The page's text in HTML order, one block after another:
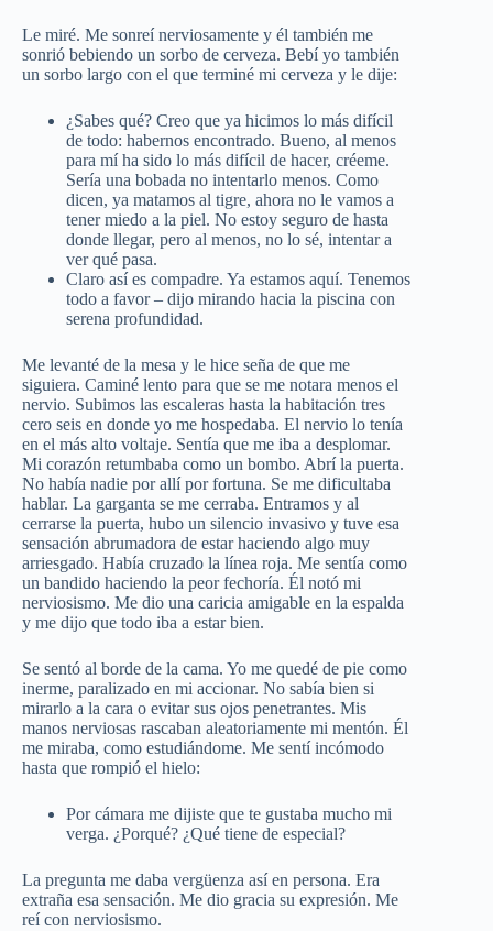
Le miré. Me sonreí nerviosamente y él también me
sonrió bebiendo un sorbo de cerveza. Bebí yo también
un sorbo largo con el que terminé mi cerveza y le dije:
¿Sabes qué? Creo que ya hicimos lo más difícil
de todo: habernos encontrado. Bueno, al menos
para mí ha sido lo más difícil de hacer, créeme.
Sería una bobada no intentarlo menos. Como
dicen, ya matamos al tigre, ahora no le vamos a
tener miedo a la piel. No estoy seguro de hasta
donde llegar, pero al menos, no lo sé, intentar a
ver qué pasa.
Claro así es compadre. Ya estamos aquí. Tenemos
todo a favor – dijo mirando hacia la piscina con
serena profundidad.
Me levanté de la mesa y le hice seña de que me
siguiera. Caminé lento para que se me notara menos el
nervio. Subimos las escaleras hasta la habitación tres
cero seis en donde yo me hospedaba. El nervio lo tenía
en el más alto voltaje. Sentía que me iba a desplomar.
Mi corazón retumbaba como un bombo. Abrí la puerta.
No había nadie por allí por fortuna. Se me dificultaba
hablar. La garganta se me cerraba. Entramos y al
cerrarse la puerta, hubo un silencio invasivo y tuve esa
sensación abrumadora de estar haciendo algo muy
arriesgado. Había cruzado la línea roja. Me sentía como
un bandido haciendo la peor fechoría. Él notó mi
nerviosismo. Me dio una caricia amigable en la espalda
y me dijo que todo iba a estar bien.
Se sentó al borde de la cama. Yo me quedé de pie como
inerme, paralizado en mi accionar. No sabía bien si
mirarlo a la cara o evitar sus ojos penetrantes. Mis
manos nerviosas rascaban aleatoriamente mi mentón. Él
me miraba, como estudiándome. Me sentí incómodo
hasta que rompió el hielo:
Por cámara me dijiste que te gustaba mucho mi
verga. ¿Porqué? ¿Qué tiene de especial?
La pregunta me daba vergüenza así en persona. Era
extraña esa sensación. Me dio gracia su expresión. Me
reí con nerviosismo.